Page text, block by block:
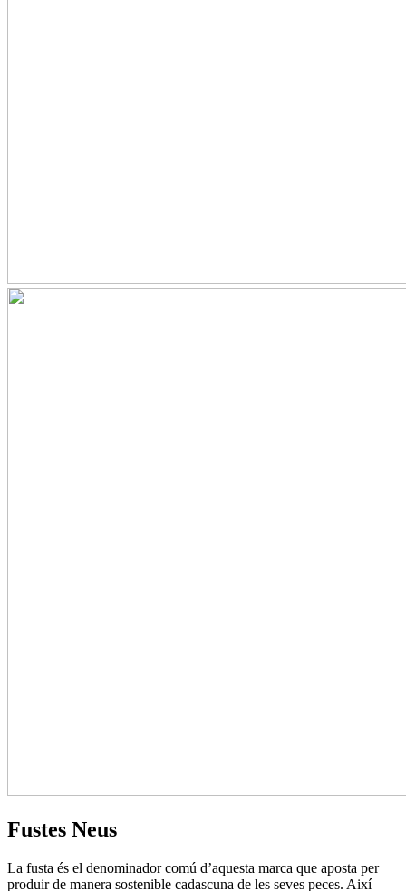
Fustes Neus
La fusta és el denominador comú d’aquesta marca que aposta per
produir de manera sostenible cadascuna de les seves peces. Així